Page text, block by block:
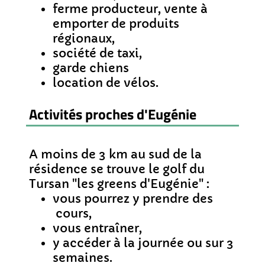
ferme producteur, vente à
emporter de produits
régionaux,
société de taxi,
garde chiens
location de vélos.
Activités proches d'Eugénie
A moins de 3 km au sud de la
résidence se trouve le golf du
Tursan "les greens d'Eugénie" :
vous pourrez y prendre des
cours,
vous entraîner,
y accéder à la journée ou sur 3
semaines.